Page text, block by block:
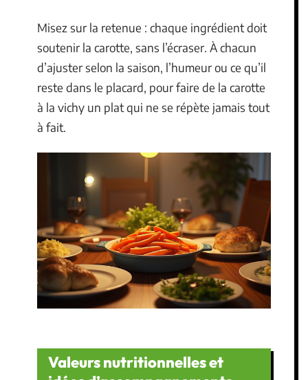
Misez sur la retenue : chaque ingrédient doit
soutenir la carotte, sans l’écraser. À chacun
d’ajuster selon la saison, l’humeur ou ce qu’il
reste dans le placard, pour faire de la carotte
à la vichy un plat qui ne se répète jamais tout
à fait.
Valeurs nutritionnelles et